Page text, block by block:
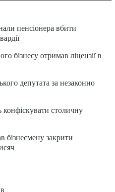
пенсіонера вбити
бізнесу отримав ліцензії в
депутата за незаконно
конфіскувати столичну
бізнесмену закрити